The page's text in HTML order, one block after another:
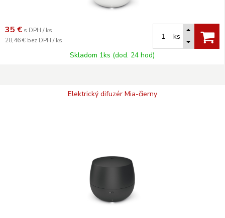
35 € s DPH / ks
28,46 € bez DPH / ks
ks
Skladom 1ks (dod. 24 hod)
Elektrický difuzér Mia-čierny